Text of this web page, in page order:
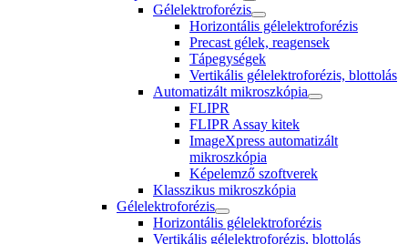
Gélelektroforézis
Horizontális gélelektroforézis
Precast gélek, reagensek
Tápegységek
Vertikális gélelektroforézis, blottolás
Automatizált mikroszkópia
FLIPR
FLIPR Assay kitek
ImageXpress automatizált
mikroszkópia
Képelemző szoftverek
Klasszikus mikroszkópia
Gélelektroforézis
Horizontális gélelektroforézis
Vertikális gélelektroforézis, blottolás